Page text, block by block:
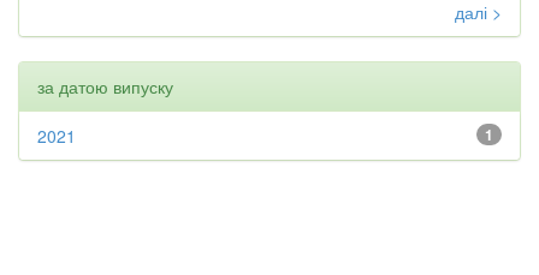
далі >
за датою випуску
1
2021